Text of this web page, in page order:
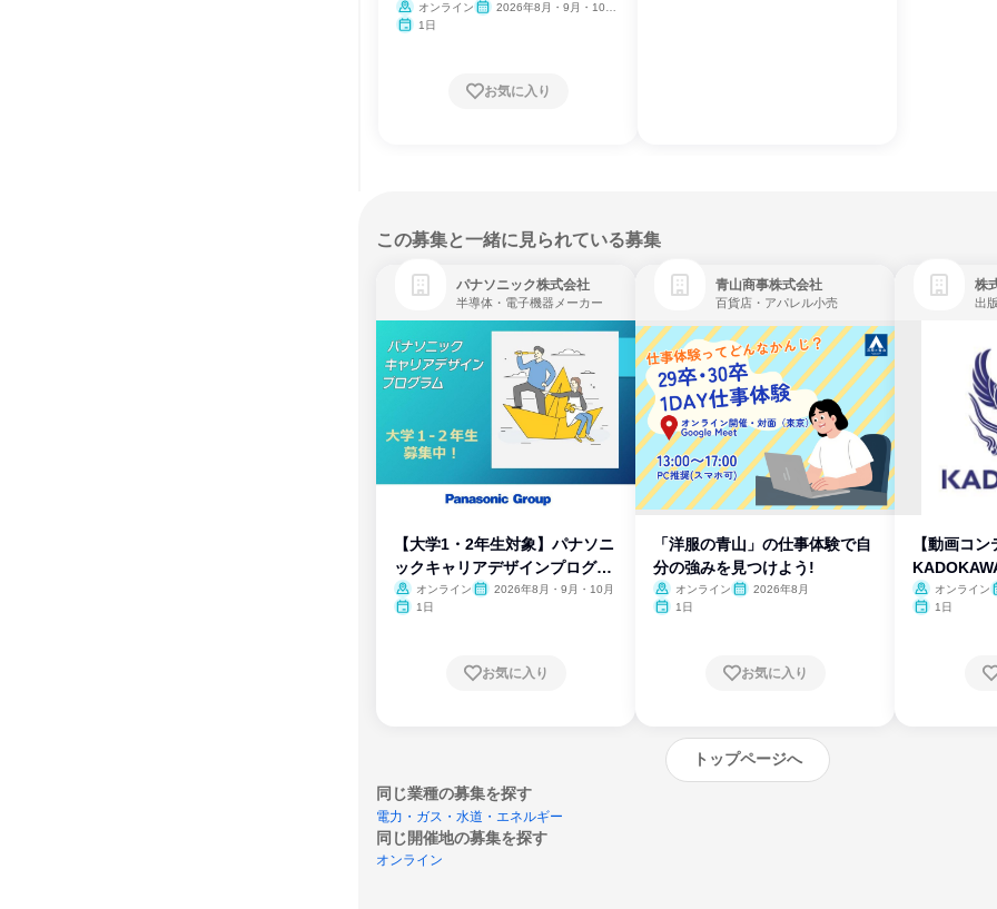
オンライン
2026年8月・9月・10
1日
お気に入り
この募集と一緒に見られている募集
パナソニック株式会社
半導体・電子機器メーカー
【大学1・2年生対象】パナソニ
ックキャリアデザインプログラ
ム
オンライン
2026年8月・9月・10月
1日
お気に入り
青山商事株式会社
百貨店・アパレル小売
「洋服の青山」の仕事体験で自
分の強みを見つけよう!
オンライン
2026年8月
1日
お気に入り
株
出
【動画コン
オンライン
1日
トップページへ
同じ業種の募集を探す
電力・ガス・水道・エネルギー
同じ開催地の募集を探す
オンライン